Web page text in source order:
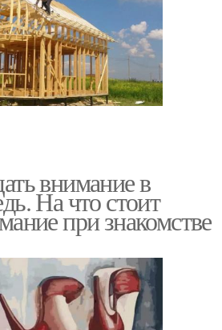
внимание в
На что стоит
при знакомстве